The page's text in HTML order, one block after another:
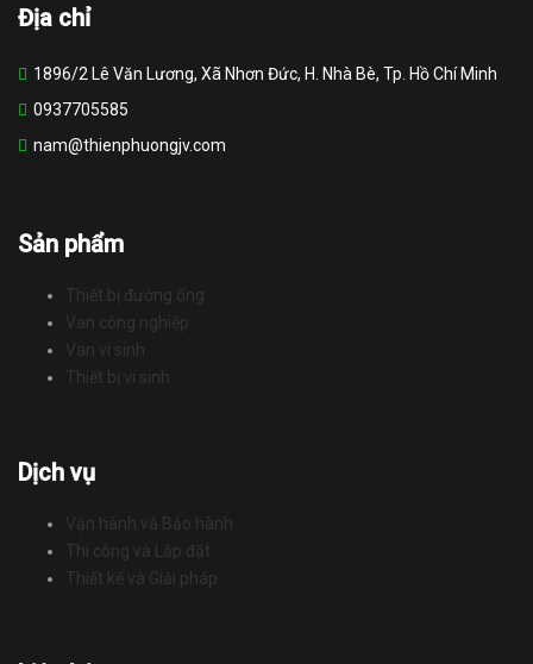
Địa chỉ
1896/2 Lê Văn Lương, Xã Nhơn Đức, H. Nhà Bè, Tp. Hồ Chí Minh
0937705585
nam@thienphuongjv.com
Sản phẩm
Thiết bị đường ống
Van công nghiệp
Van vi sinh
Thiết bị vi sinh
Dịch vụ
Vận hành và Bảo hành
Thi công và Lắp đặt
Thiết kế và Giải pháp